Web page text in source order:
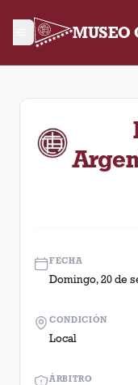
MUSEO
Fecha 7. Partido
FECHA
Domingo, 20 de
ÁRBITRO
CONDICIÓN
Local